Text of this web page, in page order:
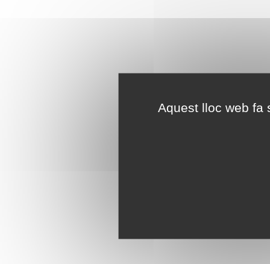
Aquest lloc web fa